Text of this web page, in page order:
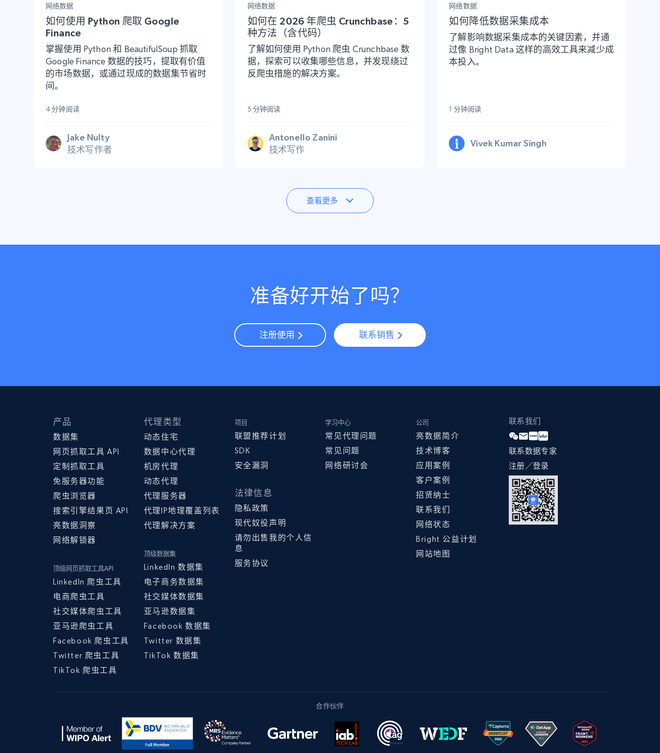
网络数据
如何使用 Python 爬取 Google
Finance
掌握使用 Python 和 BeautifulSoup 抓取
Google Finance 数据的技巧，提取有价值
的市场数据，或通过现成的数据集节省时
间。
4 分钟阅读
Jake Nulty
技术写作者
网络数据
如何在 2026 年爬虫 Crunchbase：5
种方法（含代码）
了解如何使用 Python 爬虫 Crunchbase 数
据，探索可以收集哪些信息，并发现绕过
反爬虫措施的解决方案。
5 分钟阅读
Antonello Zanini
技术写作
网络数据
如何降低数据采集成本
了解影响数据采集成本的关键因素，并通
过像 Bright Data 这样的高效工具来减少成
本投入。
1 分钟阅读
Vivek Kumar Singh
查看更多
准备好开始了吗？
注册使用 联系销售
产品
数据集
网页抓取工具 API
定制抓取工具
免服务器功能
爬虫浏览器
搜索引擎结果页 API
亮数据洞察
网络解锁器
顶级网页抓取工具API
LinkedIn 爬虫工具
电商爬虫工具
社交媒体爬虫工具
亚马逊爬虫工具
Facebook 爬虫工具
Twitter 爬虫工具
TikTok 爬虫工具
代理类型
动态住宅
数据中心代理
机房代理
动态代理
代理服务器
代理IP地理覆盖列表
代理解决方案
顶级数据集
LinkedIn 数据集
电子商务数据集
社交媒体数据集
亚马逊数据集
Facebook 数据集
Twitter 数据集
TikTok 数据集
项目
联盟推荐计划
SDK
安全漏洞
法律信息
隐私政策
现代奴役声明
请勿出售我的个人信
息
服务协议
学习中心
常见代理问题
常见问题
网络研讨会
公司
亮数据简介
技术博客
应用案例
客户案例
招贤纳士
联系我们
网络状态
Bright 公益计划
网站地图
联系我们
联系数据专家
注册／登录
合作伙伴